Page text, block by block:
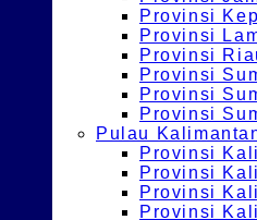
Provinsi
Provinsi
Provinsi
Provinsi
Provinsi
Provinsi
Pulau
Provinsi
Provinsi
Provinsi
Provinsi